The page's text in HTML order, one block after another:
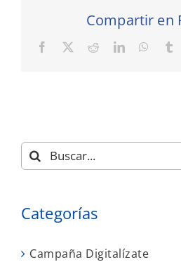
Compartir en
Facebook RedditLinkedIn
Buscar:
Categorías
Campaña Digitalízate